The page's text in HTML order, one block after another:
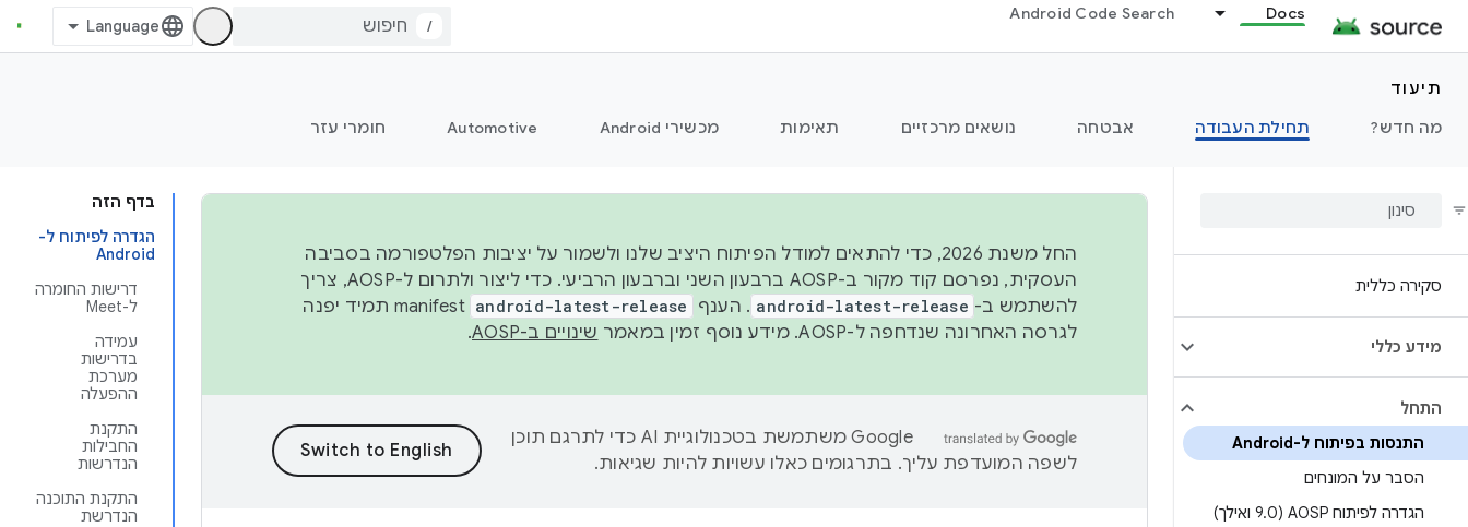
Docs
Android Code Search
/
תיעוד
מה חדש?
תחילת העבודה אבטחה נושאים מרכזיים תאימות מכשירי Android Automotive חומרי עזר
סקירה כללית
מידע כללי
התחל
התנסות בפיתוח ל-Android
הסבר על המונחים
הגדרה לפיתוח AOSP (9
.0 ואילך)
בדף הזה
הגדרה לפיתוח ל-
Android
דרישות החומרה
ל-Meet
עמידה
בדרישות
מערכת
ההפעלה
התקנת
החבילות
הנדרשות
התקנת התוכנה
הנדרשת
החל משנת 2026, כדי להתאים למודל הפיתוח היציב שלנו ולשמור על יציבות הפלטפורמה בסביבה
העסקית, נפרסם קוד מקור ב-AOSP ברבעון השני וברבעון הרביעי. כדי ליצור ולתרום ל-AOSP, צריך
להשתמש ב- android-latest-release . הענף android-latest-release
manifest תמיד יפנה
לגרסה האחרונה שנדחפה ל-AOSP. מידע נוסף זמין במאמר
שינויים ב-AOSP .
‫Google משתמשת בטכנולוגיית AI כדי לתרגם תוכן
לשפה המועדפת עליך. בתרגומים כאלו עשויות להיות שגיאות.